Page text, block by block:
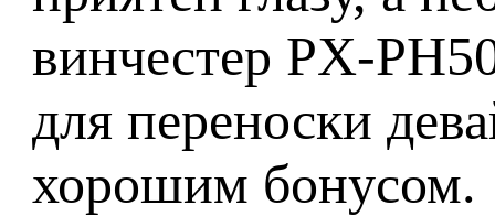
винчестер PX-
для переноски
хорошим бонусом.